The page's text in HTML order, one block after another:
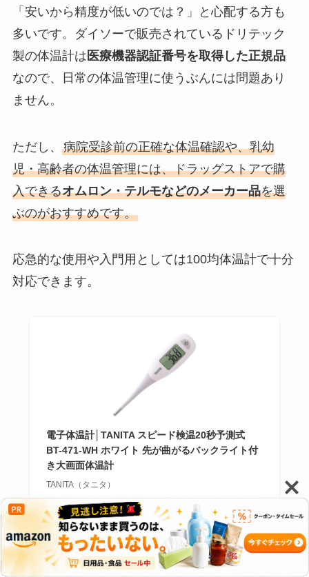
「安いから精度が低いのでは？」と心配する方も
多いです。ダイソーで販売されているドリテック
製の体温計は 医療機器認証番号を取得した正規品
なので、日常の体温管理に使うぶんには問題あり
ません。
ただし、 病院受診前の正確な体温確認や、乳幼
児・高齢者の体温管理には、ドラッグストアで購
入できるオムロン・テルモなどのメーカー品を選
ぶのがおすすめです。
応急的な使用や入門用としては100均体温計で十分
対応できます。
電子体温計│TANITA スピード検温20秒予測式
BT-471-WH ホワイト 先が曲がるバックライト付
き大画面体温計
TANITA（タニタ）
Amazon
楽天市場